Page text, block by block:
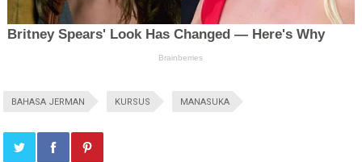
BAHASA JERMAN KURSUS MANASUKA